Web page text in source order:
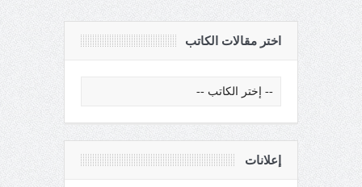
اختر مقالات الكاتب
إعلانات